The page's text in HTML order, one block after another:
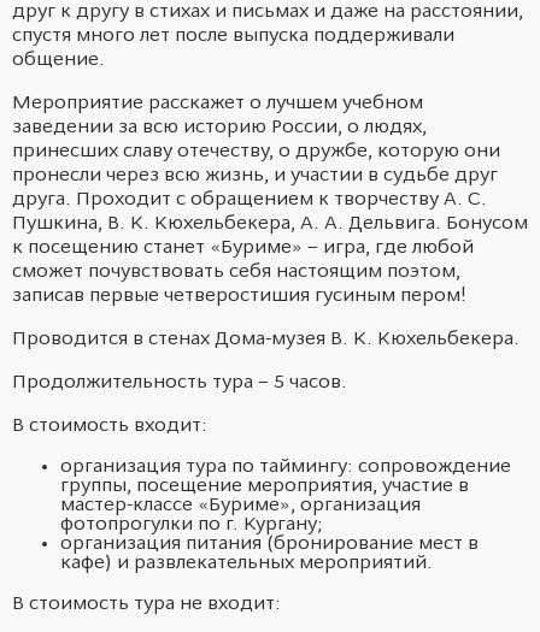
друг к другу в стихах и письмах и даже на расстоянии,
спустя много лет после выпуска поддерживали
общение.
Мероприятие расскажет о лучшем учебном
заведении за всю историю России, о людях,
принесших славу отечеству, о дружбе, которую они
пронесли через всю жизнь, и участии в судьбе друг
друга. Проходит с обращением к творчеству А. С.
Пушкина, В. К. Кюхельбекера, А. А. Дельвига. Бонусом
к посещению станет «Буриме» – игра, где любой
сможет почувствовать себя настоящим поэтом,
записав первые четверостишия гусиным пером!
Проводится в стенах Дома-музея В. К. Кюхельбекера.
Продолжительность тура – 5 часов.
В стоимость входит:
организация тура по таймингу: сопровождение
группы, посещение мероприятия, участие в
мастер-классе «Буриме», организация
фотопрогулки по г. Кургану;
организация питания (бронирование мест в
кафе) и развлекательных мероприятий.
В стоимость тура не входит: